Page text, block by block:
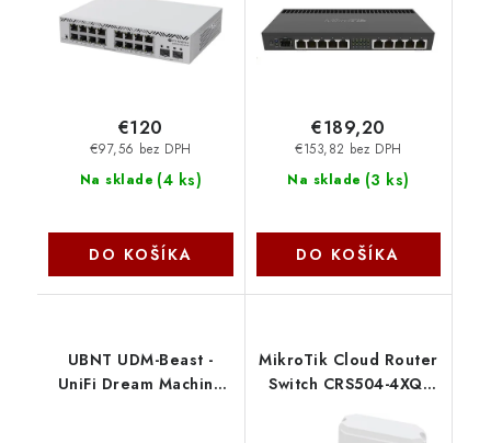
Na sklade (4 ks)
€97,56 bez DPH
€120
DO KOŠÍKA
rackmount, zdroj)
RB4011iGS+RM
Na sklade (3 ks)
€153,82 bez DPH
€189,20
DO KOŠÍKA
UBNT UDM-Beast -
UniFi Dream Machine
MikroTik Cloud Router
Switch CRS504-4XQ-